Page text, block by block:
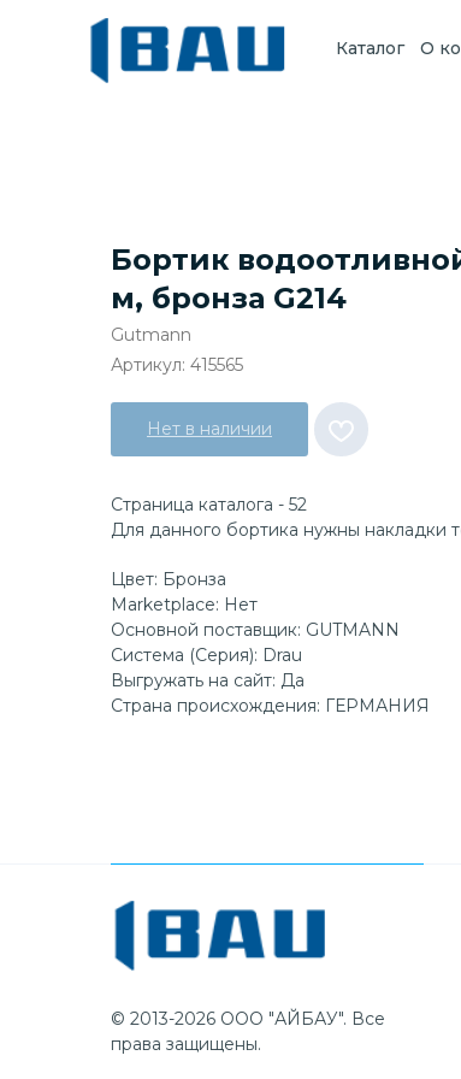
Каталог О
Бортик
м, бронза G214
Gutmann
Артикул: 415565
Нет в наличии
Страница каталога - 52
Для данного бортика нужны накладки
Цвет: Бронза
Marketplace: Нет
Основной поставщик: GUTMANN
Система (Серия): Drau
Выгружать на сайт: Да
Страна происхождения: ГЕРМАНИЯ
© 2013-2026 ООО "АЙБАУ". Все
права защищены.